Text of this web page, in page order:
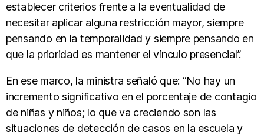
establecer criterios frente a la eventualidad de
necesitar aplicar alguna restricción mayor, siempre
pensando en la temporalidad y siempre pensando en
que la prioridad es mantener el vínculo presencial”.
En ese marco, la ministra señaló que: “No hay un
incremento significativo en el porcentaje de contagio
de niñas y niños; lo que va creciendo son las
situaciones de detección de casos en la escuela y